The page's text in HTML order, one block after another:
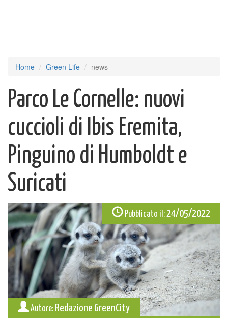
Home Green Life news
Parco Le Cornelle: nuovi
cuccioli di Ibis Eremita,
Pinguino di Humboldt e
Suricati
Pubblicato il:24/05/2022
Autore: Redazione GreenCity